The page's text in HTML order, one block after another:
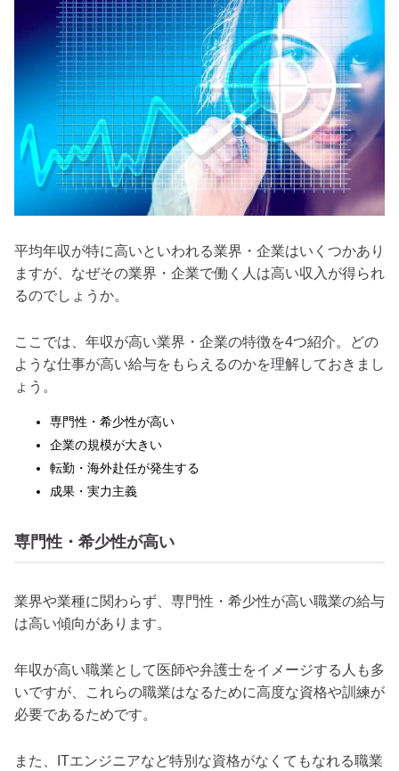
平均年収が特に高いといわれる業界・企業はいくつかあり
ますが、なぜその業界・企業で働く人は高い収入が得られ
るのでしょうか。
ここでは、年収が高い業界・企業の特徴を4つ紹介。どの
ような仕事が高い給与をもらえるのかを理解しておきまし
ょう。
専門性・希少性が高い
企業の規模が大きい
転勤・海外赴任が発生する
成果・実力主義
専門性・希少性が高い
業界や業種に関わらず、専門性・希少性が高い職業の給与
は高い傾向があります。
年収が高い職業として医師や弁護士をイメージする人も多
いですが、これらの職業はなるために高度な資格や訓練が
必要であるためです。
また、ITエンジニアなど特別な資格がなくてもなれる職業